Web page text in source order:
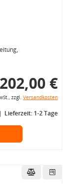
202,00 €
zzgl. Versandkosten
Lieferzeit: 1-2 Tage